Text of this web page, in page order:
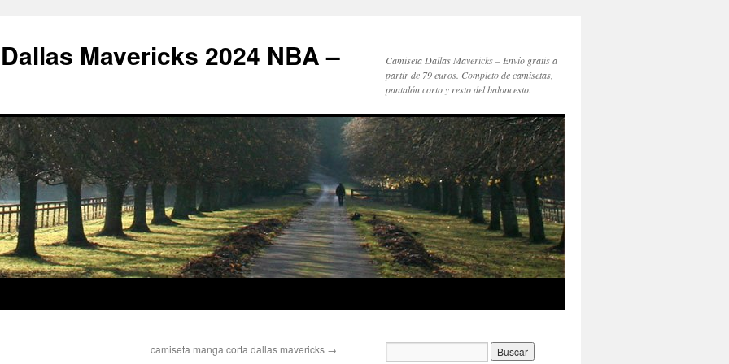
Mavericks 2024 NBA –
Camiseta Dallas Mavericks – Envío gratis a
partir de 79 euros. Completo de camisetas,
pantalón corto y resto del baloncesto.
camiseta manga corta dallas mavericks →